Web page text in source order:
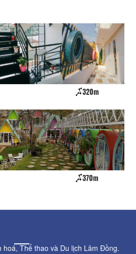
320m
370m
hoá, Thể thao và Du lịch Lâm Đồng.